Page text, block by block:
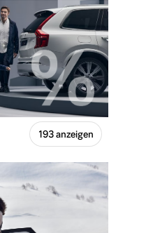
193 anzeigen